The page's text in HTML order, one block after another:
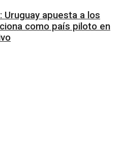
Uruguay apuesta a los
como país piloto en